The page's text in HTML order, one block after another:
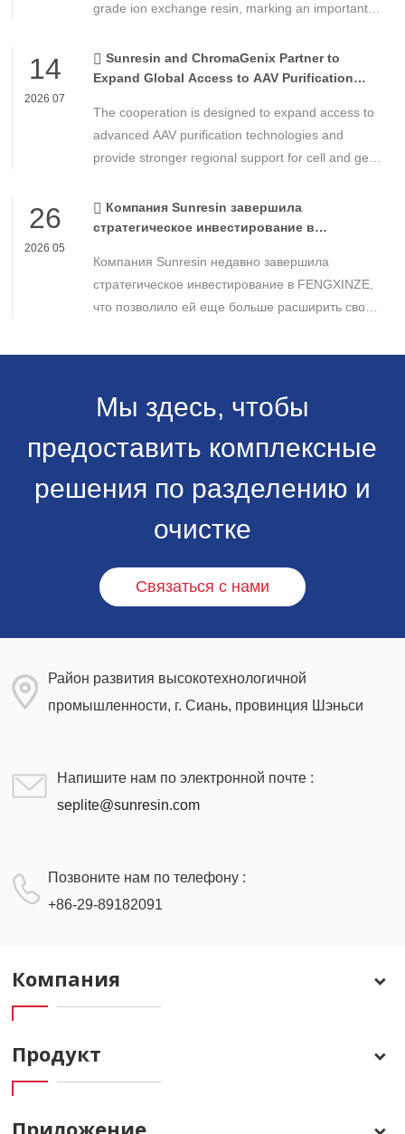
grade ion exchange resin, marking an important
chemical materials for nuclear power applications.
14
2026 07
Sunresin and ChromaGenix Partner to
Expand Global Access to AAV Purification
The cooperation is designed to expand access to
advanced AAV purification technologies and
provide stronger regional support for cell and gene
Americas.
26
2026 05
Компания Sunresin завершила
стратегическое инвестирование в
бизнеса в области промышленной
хроматографии.
Компания Sunresin недавно завершила
стратегическое инвестирование в FENGXINZE,
что позволило ей еще больше расширить свое
хроматографии и укрепить свои позиции в
биологических науках.
Мы здесь, чтобы
предоставить комплексные
решения по разделению и
очистке
Связаться с нами
Район развития высокотехнологичной
промышленности, г. Сиань, провинция Шэньси
Напишите нам по электронной почте :
seplite@sunresin.com
Позвоните нам по телефону :
+86-29-89182091
Компания
Продукт